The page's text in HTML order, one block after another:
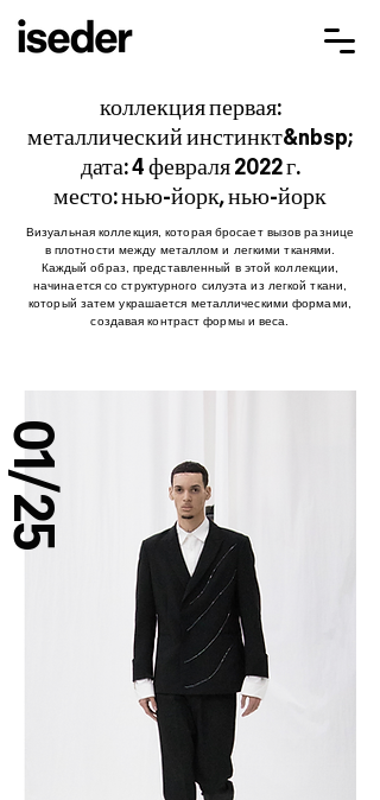
коллекция первая:
металлический инстинкт&nbsp;
дата: 4 февраля 2022 г.
место: нью-йорк, нью-йорк
Визуальная коллекция, которая бросает вызов разнице
в плотности между металлом и легкими тканями.
Каждый образ, представленный в этой коллекции,
начинается со структурного силуэта из легкой ткани,
который затем украшается металлическими формами,
создавая контраст формы и веса.
01/25